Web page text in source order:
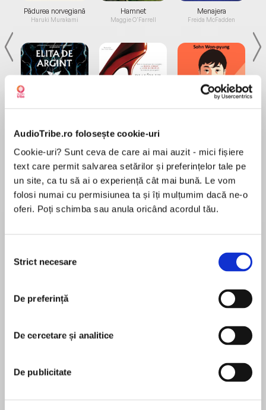
AudioTribe.ro folosește cookie-uri
Cookie-uri? Sunt ceva de care ai mai auzit - mici fișiere
text care permit salvarea setărilor și preferințelor tale pe
un site, ca tu să ai o experiență cât mai bună. Le vom
folosi numai cu permisiunea ta și îți mulțumim dacă ne-o
oferi. Poți schimba sau anula oricând acordul tău.
consimțământului
Strict necesare
De preferință
De cercetare și analitice
De publicitate
Pădurea norvegiană
Haruki Murakami
de...
Dani Francis
Hamnet
Maggie O'Farrell
la...
Lauren Weisberger
Menajera
Freida McFadden
Desprecarte
Fifty years after John F. Kennedy’s
“Kennedy’s leading biographer,” delivers a
riveting new portrait of this president and his
personality clashes, and political battles. In
whose contributions to the successes and
failures of Kennedy’s administration—including
the Bay of Pigs, civil rights, the Cuban Missile
Crisis, and Vietnam—were indelible.
În acest moment nu există recenzii
Robert Dallek
Robert Dallek is the author of An Unfinished Life:
John F. Kennedy, 1917-1963 and Nixon and